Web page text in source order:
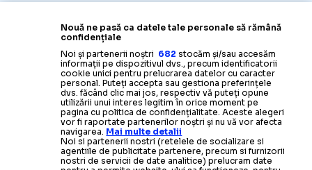
Nouă ne pasă ca datele tale personale să rămână
confidențiale
Noi și partenerii noștri 682 stocăm și/sau accesăm
informații pe dispozitivul dvs., precum identificatorii
cookie unici pentru prelucrarea datelor cu caracter
personal. Puteți accepta sau gestiona preferințele
dvs. făcând clic mai jos, respectiv vă puteți opune
utilizării unui interes legitim în orice moment pe
pagina cu politica de confidențialitate. Aceste alegeri
vor fi raportate partenerilor noștri și nu vă vor afecta
navigarea. Mai multe detalii
Noi si partenerii nostri (retelele de socializare si
agentiile de publicitate partenere, precum si furnizorii
nostri de servicii de date analitice) prelucram date